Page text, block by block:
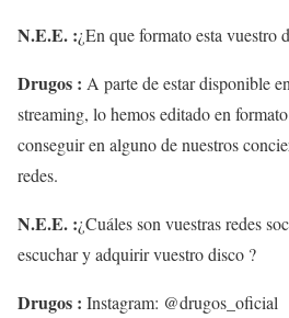
N.E.E. :¿En que formato esta vuestro
Drugos : A parte de estar disponible
streaming, lo hemos editado en
conseguir en alguno de nuestros
redes.
N.E.E. :¿Cuáles son vuestras redes
escuchar y adquirir vuestro disco ?
Drugos : Instagram: @drugos_oficial